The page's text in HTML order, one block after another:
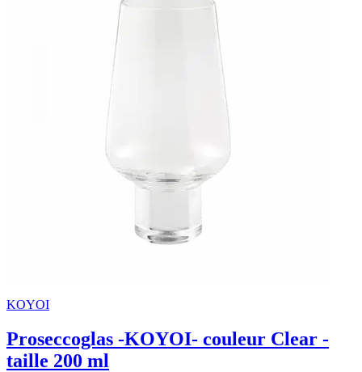
KOYOI
Proseccoglas -KOYOI- couleur Clear -
taille 200 ml